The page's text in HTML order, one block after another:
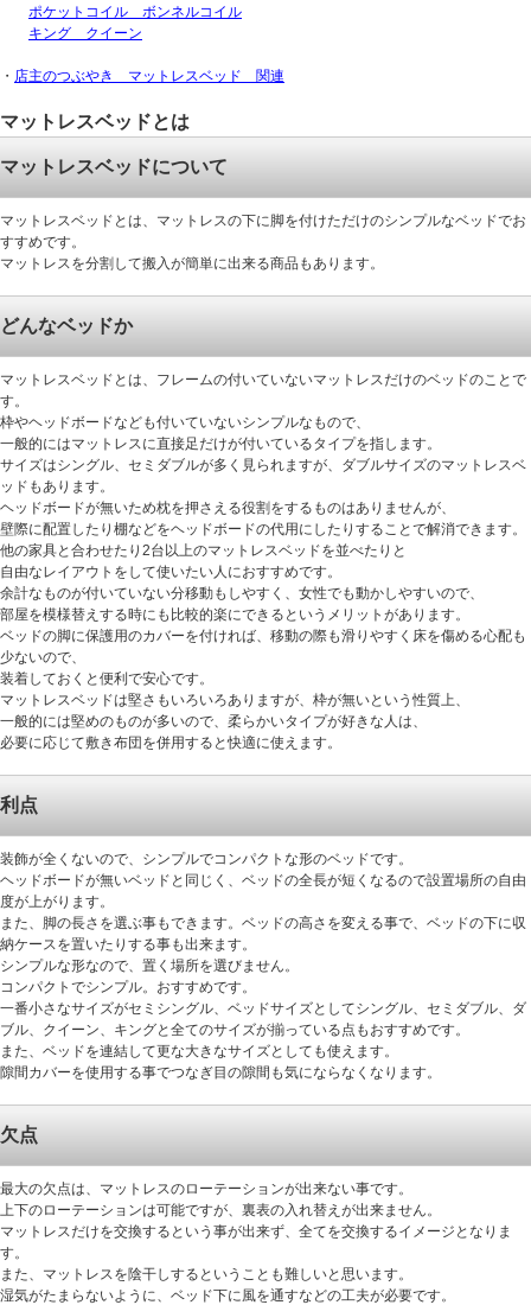
ポケットコイル ボンネルコイル
キング クイーン
・ 店主のつぶやき マットレスベッド 関連
マットレスベッドとは
マットレスベッドについて
マットレスベッドとは、マットレスの下に脚を付けただけのシンプルなベッドでお
すすめです。
マットレスを分割して搬入が簡単に出来る商品もあります。
どんなベッドか
マットレスベッドとは、フレームの付いていないマットレスだけのベッドのことで
す。
枠やヘッドボードなども付いていないシンプルなもので、
一般的にはマットレスに直接足だけが付いているタイプを指します。
サイズはシングル、セミダブルが多く見られますが、ダブルサイズのマットレスベ
ッドもあります。
ヘッドボードが無いため枕を押さえる役割をするものはありませんが、
壁際に配置したり棚などをヘッドボードの代用にしたりすることで解消できます。
他の家具と合わせたり2台以上のマットレスベッドを並べたりと
自由なレイアウトをして使いたい人におすすめです。
余計なものが付いていない分移動もしやすく、女性でも動かしやすいので、
部屋を模様替えする時にも比較的楽にできるというメリットがあります。
ベッドの脚に保護用のカバーを付ければ、移動の際も滑りやすく床を傷める心配も
少ないので、
装着しておくと便利で安心です。
マットレスベッドは堅さもいろいろありますが、枠が無いという性質上、
一般的には堅めのものが多いので、柔らかいタイプが好きな人は、
必要に応じて敷き布団を併用すると快適に使えます。
利点
装飾が全くないので、シンプルでコンパクトな形のベッドです。
ヘッドボードが無いベッドと同じく、ベッドの全長が短くなるので設置場所の自由
度が上がります。
また、脚の長さを選ぶ事もできます。ベッドの高さを変える事で、ベッドの下に収
納ケースを置いたりする事も出来ます。
シンプルな形なので、置く場所を選びません。
コンパクトでシンプル。おすすめです。
一番小さなサイズがセミシングル、ベッドサイズとしてシングル、セミダブル、ダ
ブル、クイーン、キングと全てのサイズが揃っている点もおすすめです。
また、ベッドを連結して更な大きなサイズとしても使えます。
隙間カバーを使用する事でつなぎ目の隙間も気にならなくなります。
欠点
最大の欠点は、マットレスのローテーションが出来ない事です。
上下のローテーションは可能ですが、裏表の入れ替えが出来ません。
マットレスだけを交換するという事が出来ず、全てを交換するイメージとなりま
す。
また、マットレスを陰干しするということも難しいと思います。
湿気がたまらないように、ベッド下に風を通すなどの工夫が必要です。